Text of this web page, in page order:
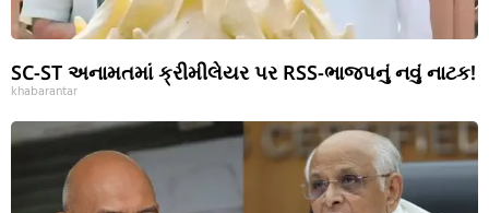
SC-ST અનામતમાં ક્રીમીલેયર પર RSS-ભાજપનું નવું નાટક!
khabarantar